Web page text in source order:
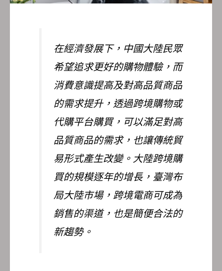
在經濟發展下，中國大陸民眾
希望追求更好的購物體驗，而
消費意識提高及對高品質商品
的需求提升，透過跨境購物或
代購平台購買，可以滿足對高
品質商品的需求，也讓傳統貿
易形式產生改變。大陸跨境購
買的規模逐年的增長，臺灣布
局大陸市場，跨境電商可成為
銷售的渠道，也是簡便合法的
新趨勢。